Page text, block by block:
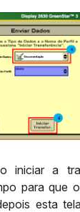
iniciar a
para que
esta